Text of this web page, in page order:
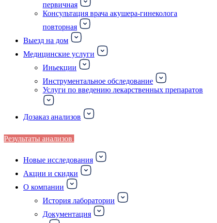
первичная
Консультация врача акушера-гинеколога
повторная
Выезд на дом
Медицинские услуги
Иньекции
Инструментальное обследование
Услуги по введению лекарственных препаратов
Дозаказ анализов
Результаты анализов
Новые исследования
Акции и скидки
О компании
История лаборатории
Документация